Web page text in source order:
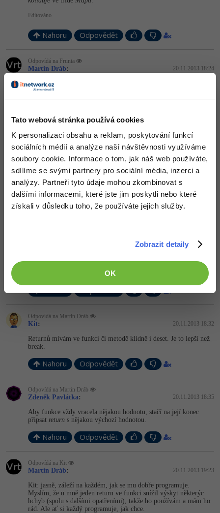
Tato webová stránka používá cookies
K personalizaci obsahu a reklam, poskytování funkcí
sociálních médií a analýze naší návštěvnosti využíváme
soubory cookie. Informace o tom, jak náš web používáte,
sdílíme se svými partnery pro sociální média, inzerci a
analýzy. Partneři tyto údaje mohou zkombinovat s
dalšími informacemi, které jste jim poskytli nebo které
získali v důsledku toho, že používáte jejich služby.
Zobrazit detaily
OK
Windows
Linux
Sítě
Kybernetická bezpečnost
Fórum
Editováno
Nahoru Odpovědět
Odpovídá na Frunta
Martin Dráb: 20.11.2013 18:24
To je jeden z důvodů, proč ve svém kódu používám Pravidlo
jednoho returnu. Pak se mi nemůže stát, že by funkce někdy
hodnotu nevracela. Některé překladače dokážou situaci, kdy jedna
řečeno, funkce vždy vrací hodnotu, alespoň na rozšířených
architekturách), detekovat a ohlásit ji prostřednictvím varování.
Nelze to ale detekovat zdaleka vždy.
Jinak, co jsem viděl pár metod tvého kódu, docela často tam máš
if (podminka)
return
true
else return false;
typ, což v čistém C bude číslo, v C++ už snad existuje něco jako
Odpovídá na Martin Dráb
Kit: 20.11.2013 18:32
Returnů mívám ve funkci či metodě klidně i deset. Je to lepší než
break.
Nahoru Odpovědět
Odpovídá na Martin Dráb
Zdeněk Pavlátka: 20.11.2013 18:35
Aby funkce vždy vracela nějakou hodnotu, stačí na její konec
připsat return s nějakou výchozí hodnotou.
Nahoru Odpovědět
Odpovídá na Kit
Martin Dráb: 20.11.2013 19:23
Kit: jasně, záleží na každém, jak se mu dobře programuje.
Myslím, že u mně jeden return ve funkci snížil výskyt některýc
hchyb (spolu s dalšími opatřeními), takže ho používám a mám ho
rád. Ale ať si každý programuje, jak chce.